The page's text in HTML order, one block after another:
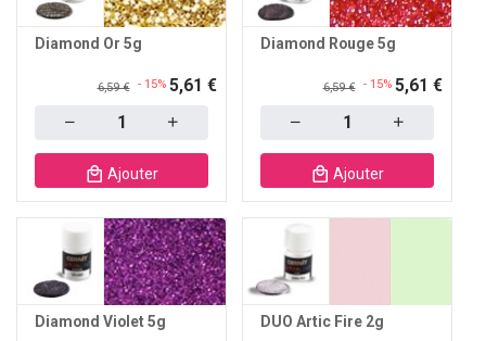
Diamond Or 5g
6,59 € - 15% 5,61 €
Ajouter
Diamond Rouge 5g
6,59 € - 15% 5,61 €
Ajouter
Diamond Violet 5g DUO Artic Fire 2g